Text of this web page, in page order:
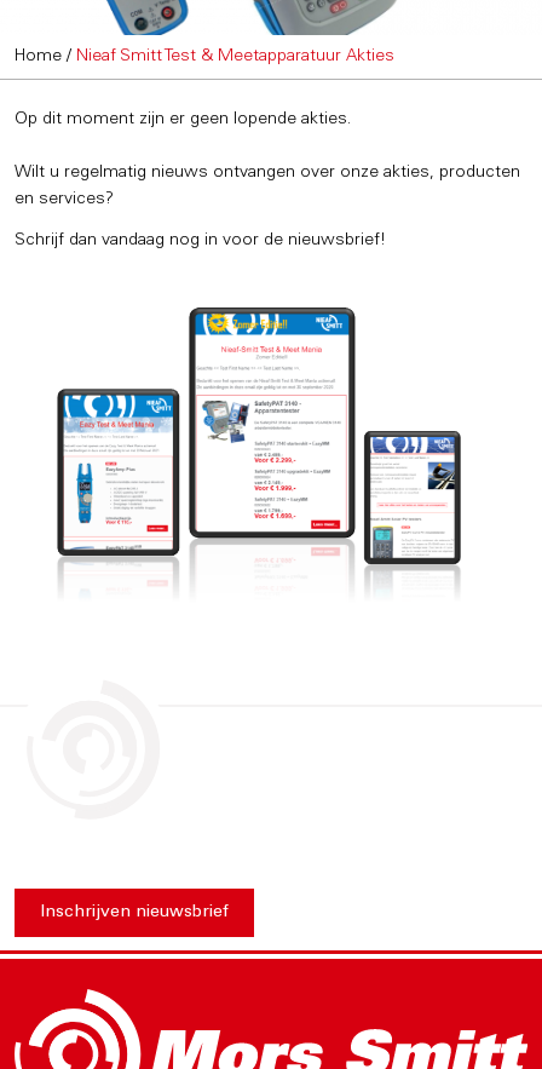
Home / Nieaf Smitt Test & Meetapparatuur Akties
Op dit moment zijn er geen lopende akties.
Wilt u regelmatig nieuws ontvangen over onze akties, producten
en services?
Schrijf dan vandaag nog in voor de nieuwsbrief!
Inschrijven nieuwsbrief